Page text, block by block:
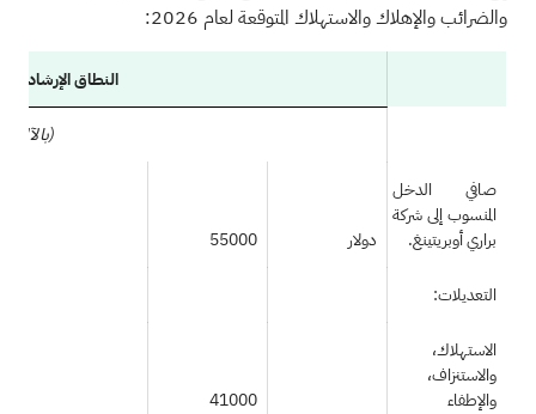
والضرائب والإهلاك والاستهلاك المتوقعة لعام 2026:
النطاق الإرشادي
صافي الدخل
المنسوب إلى شركة
براري أوبريتينغ.
دولار 55000
التعديلات:
الاستهلاك،
والاستنزاف،
والإطفاء
41000